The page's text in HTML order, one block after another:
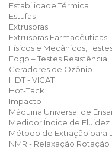
Estabilidade Térmica
Estufas
Extrusoras
Extrusoras Farmacêuticas
Físicos e Mecânicos,
Fogo – Testes Resistência
Geradores de Ozônio
HDT - VICAT
Hot-Tack
Impacto
Máquina Universal de
Medidor Índice de Fluidez
Método de Extração para
NMR - Relaxação